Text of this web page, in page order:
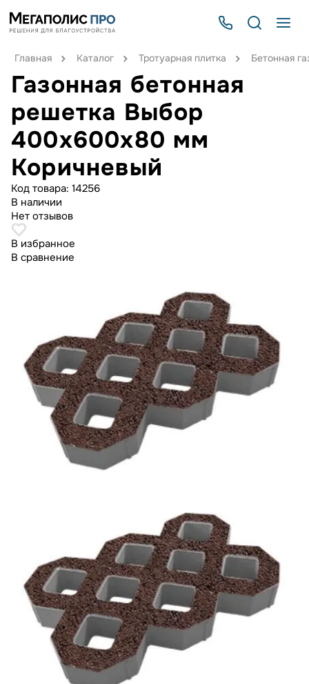
Главная Каталог Тротуарная плитка Бетонная
Газонная бетонная
решетка Выбор
400х600х80 мм
Коричневый
Код товара: 14256
В наличии
Нет отзывов
В избранное
В сравнение